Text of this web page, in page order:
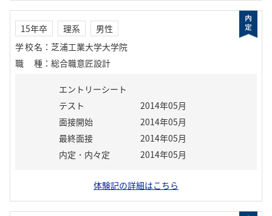
15年卒 理系
男性
学校名 ： 芝浦工業大学大学院
職種 ： 総合職意匠設計
エントリーシート
テスト
2014年05月
面接開始
2014年05月
最終面接
2014年05月
内定・内々定
2014年05月
体験記の詳細はこちら